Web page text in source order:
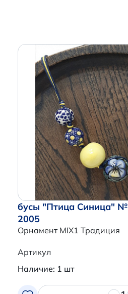
бусы "Птица Синица" №
2005
Орнамент MIX1 Традиция
Артикул
Наличие: 1 шт